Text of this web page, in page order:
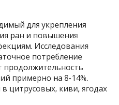
для укрепления
ран и повышения
Исследования
потребление
продолжительность
примерно на 8-14%.
цитрусовых, киви, ягодах